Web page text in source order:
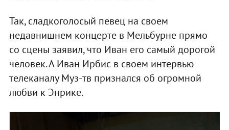
Так, сладкоголосый певец на своем
недавнишнем концерте в Мельбурне прямо
со сцены заявил, что Иван его самый дорогой
человек. А Иван Ирбис в своем интервью
телеканалу Муз-тв признался об огромной
любви к Энрике.